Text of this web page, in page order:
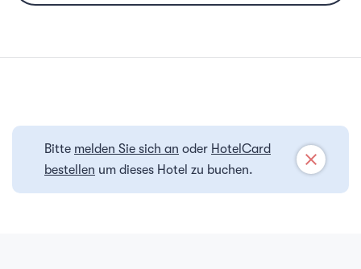
Bitte melden Sie sich an oder HotelCard
bestellen um dieses Hotel zu buchen.
close